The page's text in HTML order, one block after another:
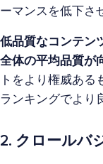
ーマンスを低下さ
低品質なコンテン
全体の平均品質が
トをより権威あ
ランキングでより
2. クロールバ